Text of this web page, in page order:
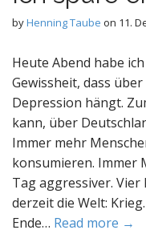
byHenning Taube on 11.
Heute Abend habe
Gewissheit, dass
Depression hängt.
kann, über
Immer mehr
konsumieren. Immer
Tag aggressiver.
derzeit die Welt:
Ende… Read more →